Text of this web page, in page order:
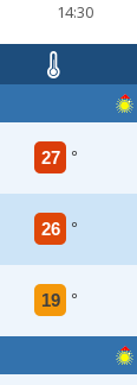
14:30
27 °
26 °
19 °